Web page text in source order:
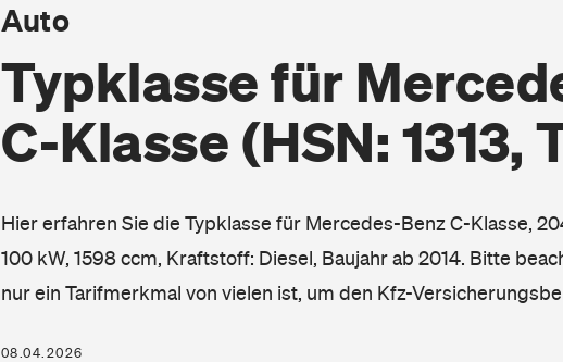
Typklasse für
C-Klasse (HSN: 1313,
Auto
Hier erfahren Sie die Typklasse für Mercedes-Benz C-Klasse,
100 kW, 1598 ccm, Kraftstoff: Diesel, Baujahr ab 2014. Bitte
nur ein Tarifmerkmal von vielen ist, um den Kfz-
08.04.2026